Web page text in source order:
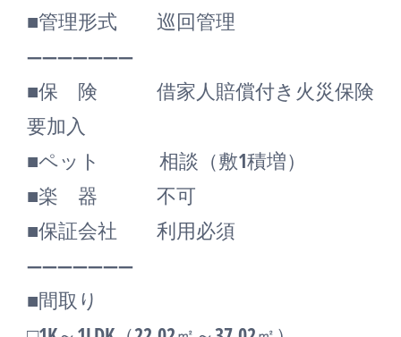
■管理形式 巡回管理
―――――――
■保 険 借家人賠償付き火災保険
要加入
■ペット 相談（敷1積増）
■楽 器 不可
■保証会社 利用必須
―――――――
■間取り